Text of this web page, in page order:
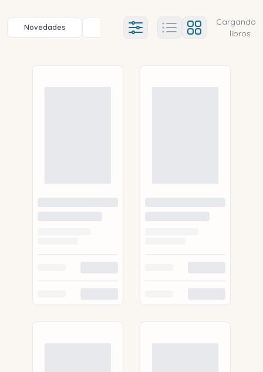
Novedades Título (a-z) Título (z-a)
Ajustes abierto
Cargando
libros...